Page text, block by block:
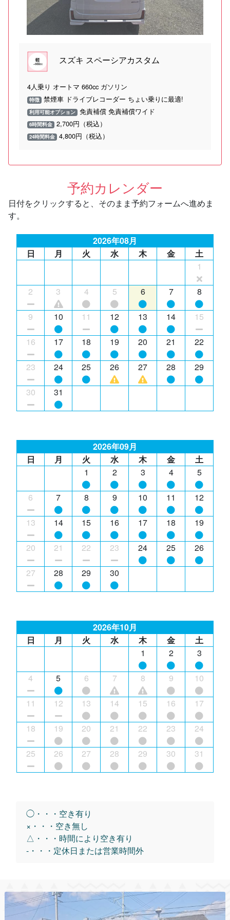
スズキ スペーシアカスタム
4人乗り オートマ 660cc ガソリン
特徴 禁煙車 ドライブレコーダー ちょい乗りに最適!
利用可能オプション 免責補償 免責補償ワイド
6時間料金 2,700円（税込）
24時間料金 4,800円（税込）
予約カレンダー
日付をクリックすると、そのまま予約フォームへ進めま
す。
2026年08月
日
月 火 水 木 金
土
1
2 3 4 5 6 7 8
9 10 11 12 13 14 15
16 17 18 19 20 21 22
23 24 25 26 27 28 29
30 31
2026年09月
日
月 火 水 木 金
土
1
2 3 4 5
6 7 8 9 10 11 12
13 14 15 16 17 18 19
20 21 22 23 24 25 26
27 28 29 30
2026年10月
日
月 火 水 木 金
土
1
2 3
4 5 6 7 8 9 10
11 12 13 14 15 16 17
18 19 20 21 22 23 24
25 26 27 28 29 30 31
◯・・・空き有り
×・・・空き無し
△・・・時間により空き有り
-・・・定休日または営業時間外